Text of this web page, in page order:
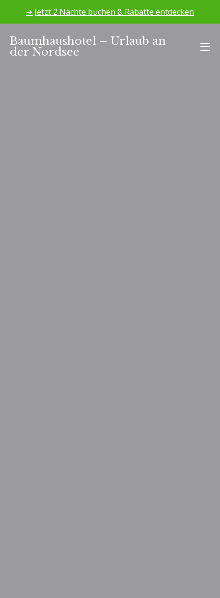
➜ Jetzt 2 Nächte buchen & Rabatte entdecken
Inhalt
springen
Baumhaushotel – Urlaub an
der Nordsee